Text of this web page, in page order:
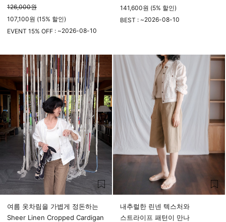
126,000원
107,100원 (15% 할인)
EVENT 15% OFF : ~2026-08-10
141,600원 (5% 할인)
BEST : ~2026-08-10
여름 옷차림을 가볍게 정돈하는
Sheer Linen Cropped Cardigan
내추럴한 린넨 텍스처와
스트라이프 패턴이 만나